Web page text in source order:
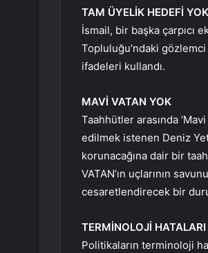
TAM ÜYELİK HEDEFİ YOK
İsmail, bir başka çarpıcı
Topluluğu’ndaki
ifadeleri kullandı.
MAVİ VATAN YOK
Taahhütler arasında
edilmek istenen Deniz
korunacağına dair bir
VATAN’ın uçlarının
cesaretlendirecek bir
TERMİNOLOJİ HATALARI
Politikaların terminoloji